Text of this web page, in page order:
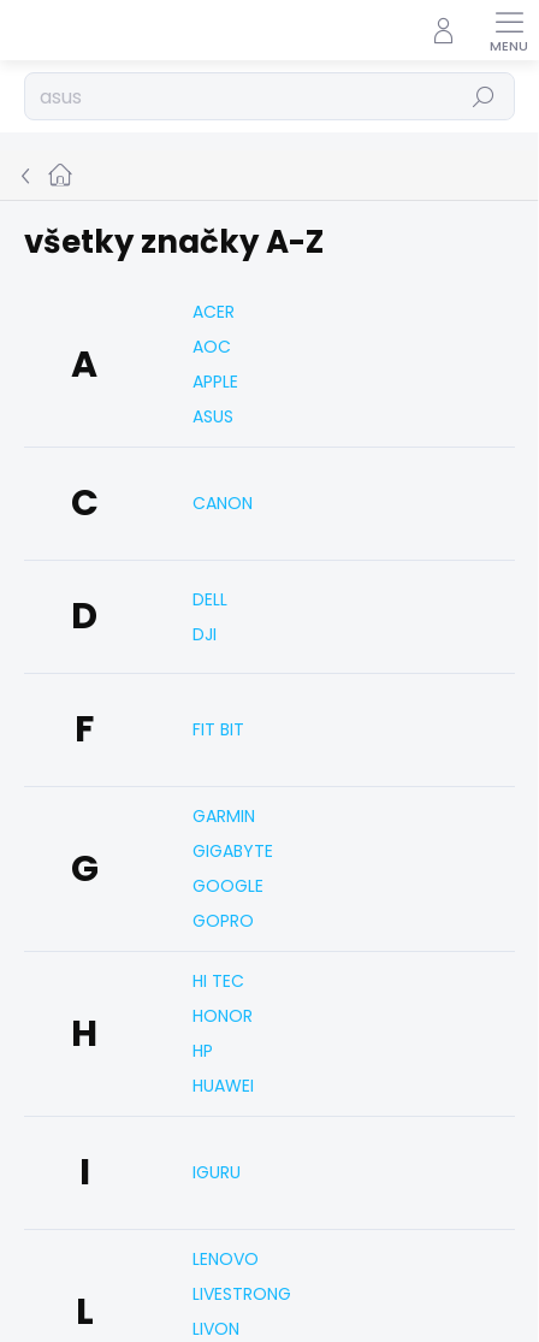
Hľadať
Domov
všetky značky A-Z
A
ACER
AOC
APPLE
ASUS
C CANON
D
DELL
DJI
F FIT BIT
G
GARMIN
GIGABYTE
GOOGLE
GOPRO
H
HI TEC
HONOR
HP
HUAWEI
I IGURU
L
LENOVO
LIVESTRONG
LIVON